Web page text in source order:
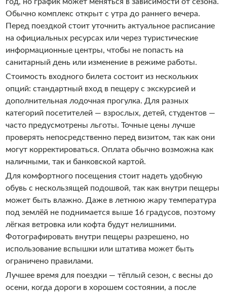
Обычно комплекс открыт с утра до раннего вечера.
Перед поездкой стоит уточнить актуальное расписание
на официальных ресурсах или через туристические
информационные центры, чтобы не попасть на
санитарный день или изменение в режиме работы.
Стоимость входного билета состоит из нескольких
опций: стандартный вход в пещеру с экскурсией и
дополнительная лодочная прогулка. Для разных
категорий посетителей — взрослых, детей, студентов —
часто предусмотрены льготы. Точные цены лучше
проверять непосредственно перед визитом, так как они
могут корректироваться. Оплата обычно возможна как
наличными, так и банковской картой.
Для комфортного посещения стоит надеть удобную
обувь с нескользящей подошвой, так как внутри пещеры
может быть влажно. Даже в летнюю жару температура
под землёй не поднимается выше 16 градусов, поэтому
лёгкая ветровка или кофта будут нелишними.
Фотографировать внутри пещеры разрешено, но
использование вспышки или штатива может быть
ограничено правилами.
Лучшее время для поездки — тёплый сезон, с весны до
осени, когда дороги в хорошем состоянии, а после